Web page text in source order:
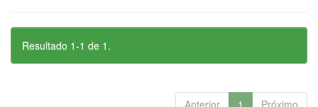
Resultado 1-1 de 1.
Anterior 1 Próximo